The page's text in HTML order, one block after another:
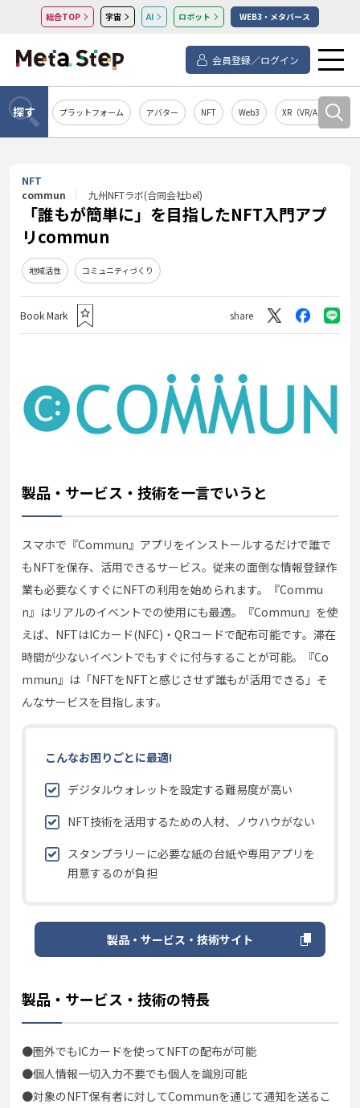
総合TOP 宇宙 AI ロボット WEB3・メタバース
会員登録／ログイン
探す プラットフォーム アバター NFT Web3 XR（VR/AR/MR）
NFT
commun
九州NFTラボ(合同会社bel)
「誰もが簡単に」を目指したNFT入門アプ
リcommun
地域活性 コミュニティづくり
Book Mark share
製品・サービス・技術を一言でいうと
スマホで『Commun』アプリをインストールするだけで誰で
もNFTを保存、活用できるサービス。従来の面倒な情報登録作
業も必要なくすぐにNFTの利用を始められます。『Commu
n』はリアルのイベントでの使用にも最適。『Commun』を使
えば、NFTはICカード(NFC)・QRコードで配布可能です。滞在
時間が少ないイベントでもすぐに付与することが可能。『Co
mmun』は「NFTをNFTと感じさせず誰もが活用できる」そ
んなサービスを目指します。
こんなお困りごとに最適!
デジタルウォレットを設定する難易度が高い
NFT技術を活用するための人材、ノウハウがない
スタンプラリーに必要な紙の台紙や専用アプリを
用意するのが負担
製品・サービス・技術サイト
製品・サービス・技術の特長
●圏外でもICカードを使ってNFTの配布が可能
●個人情報一切入力不要でも個人を識別可能
●対象のNFT保有者に対してCommunを通じて通知を送るこ